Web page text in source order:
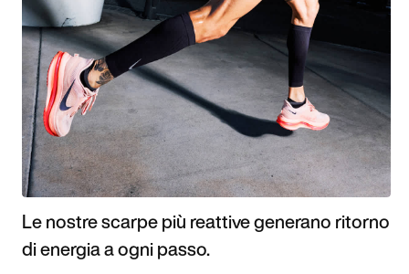
Le nostre scarpe più reattive generano ritorno
di energia a ogni passo.